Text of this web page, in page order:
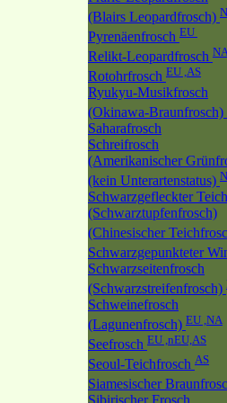
(Blairs Leopardfrosch)
Pyrenäenfrosch EU
Relikt-Leopardfrosch
Rotohrfrosch EU ,AS
Ryukyu-Musikfrosch
(Okinawa-Braunfrosch)
Saharafrosch
Schreifrosch
(Amerikanischer
(kein Unterartenstatus)
Schwarzgefleckter
(Schwarztupfenfrosch)
(Chinesischer
Schwarzgepunkteter
Schwarzseitenfrosch
(Schwarzstreifenfrosch)
Schweinefrosch
(Lagunenfrosch) EU ,NA
Seefrosch EU ,nEU,AS
Seoul-Teichfrosch AS
Siamesischer
Sibirischer Frosch